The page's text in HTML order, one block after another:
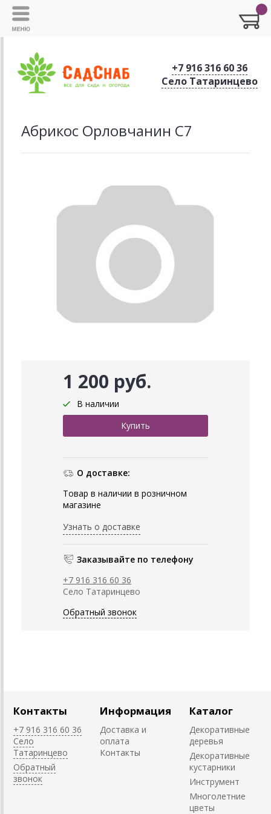
+7 916 316 60 36
Село Татаринцево
Абрикос Орловчанин С7
1 200 руб.
В наличии
О доставке:
Товар в наличии в розничном
магазине
Узнать о доставке
Заказывайте по телефону
+7 916 316 60 36
Село Татаринцево
Обратный звонок
Контакты
+7 916 316 60 36
Село
Татаринцево
Обратный
звонок
Информация
Доставка и
оплата
Контакты
Каталог
Декоративные
деревья
Декоративные
кустарники
Инструмент
Многолетние
цветы